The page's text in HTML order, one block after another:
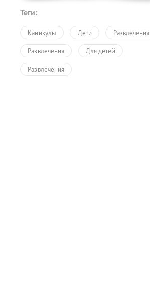
Теги:
Каникулы Дети Развлечения
Развлечения Для детей
Развлечения